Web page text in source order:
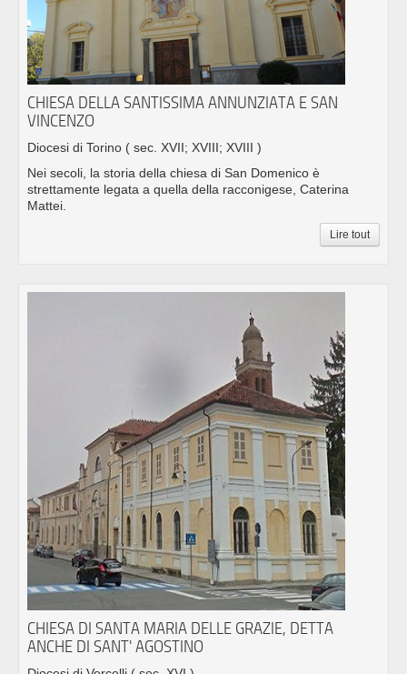
CHIESA DELLA SANTISSIMA ANNUNZIATA E SAN
VINCENZO
Diocesi di Torino ( sec. XVII; XVIII; XVIII )
Nei secoli, la storia della chiesa di San Domenico è
strettamente legata a quella della racconigese, Caterina
Mattei.
Lire tout
CHIESA DI SANTA MARIA DELLE GRAZIE, DETTA
ANCHE DI SANT' AGOSTINO